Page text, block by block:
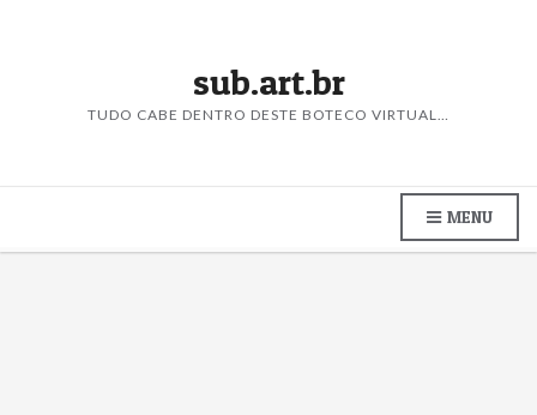
sub.art.br
TUDO CABE DENTRO DESTE BOTECO VIRTUAL…
MENU